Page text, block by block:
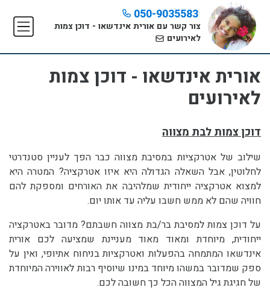
050-9035583
צור קשר עם אורית אינדשאו - דוכן צמות
לאירועים
אורית אינדשאו - דוכן צמות
לאירועים
דוכן צמות לבת מצווה
שילוב של אטרקציות במסיבת מצווה כבר הפך לעניין סטנדרטי
לחלוטין, אבל השאלה הגדולה היא איזו אטרקציה? המטרה היא
למצוא אטרקציה ייחודית שמלהיבה את האורחים ומספקת להם
חוויה שהם לא ממש חשבו עליה עד אותו יום.
על דוכן צמות למסיבת בר/בת מצווה חשבתם? מדובר באטרקציה
ייחודית, מיוחדת ומאוד מאוד מעניינת שמציעה לכם אורית
אינדשאו המתמחה בהפעלות ואטרקציות בניחוח אתיופי, ואין על
ספק שמדובר במשהו מיוחד במינו שיוסיף רבות לאווירה המיוחדת
של חגיגת גיל המצווה הכל כך חשובה לכם.